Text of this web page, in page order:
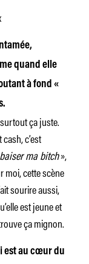
quand elle
à fond «
ça juste.
c’est
ma bitch»,
moi, cette scène
sourire aussi,
est jeune et
ça mignon.
est au cœur du